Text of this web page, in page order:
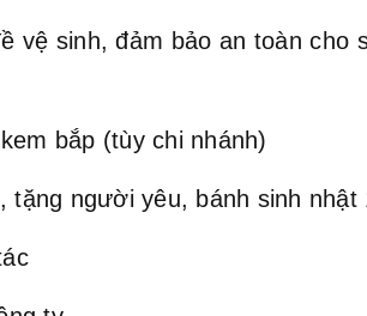
vệ sinh, đảm bảo an toàn
bắp (tùy chi nhánh)
người yêu, bánh sinh nhật